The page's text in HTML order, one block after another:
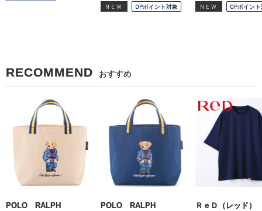
NEW OPポイント対象 NEW OPポイン
RECOMMEND おすすめ
POLO RALPH
POLO RALPH
ＲｅＤ（レッド）